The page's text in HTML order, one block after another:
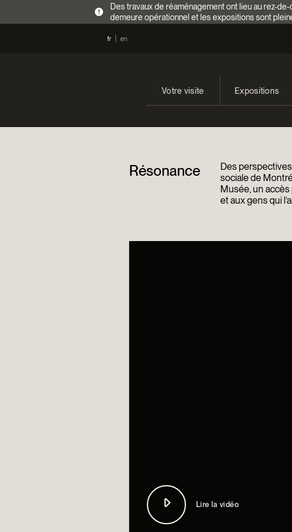
!
Des travaux de réaménagement ont lieu au rez-
demeure opérationnel et les expositions sont
fr en
Votre visite
Accès
Expositions
Résonance
Des
sociale de
Musée, un
et aux gens qui
Lire la vidéo